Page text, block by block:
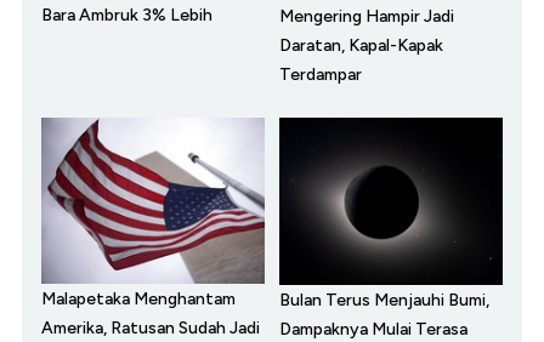
Bara Ambruk 3% Lebih
Mengering Hampir Jadi
Daratan, Kapal-Kapak
Terdampar
Malapetaka Menghantam
Amerika, Ratusan Sudah Jadi
Bulan Terus Menjauhi Bumi,
Dampaknya Mulai Terasa